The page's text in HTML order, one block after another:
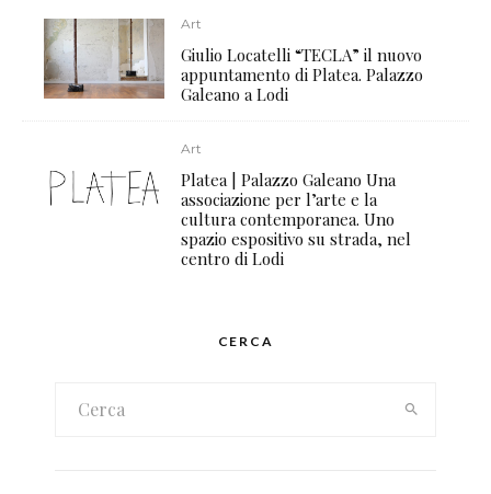
Art
Giulio Locatelli “TECLA” il nuovo
appuntamento di Platea. Palazzo
Galeano a Lodi
Art
Platea | Palazzo Galeano Una
associazione per l’arte e la
cultura contemporanea. Uno
spazio espositivo su strada, nel
centro di Lodi
CERCA